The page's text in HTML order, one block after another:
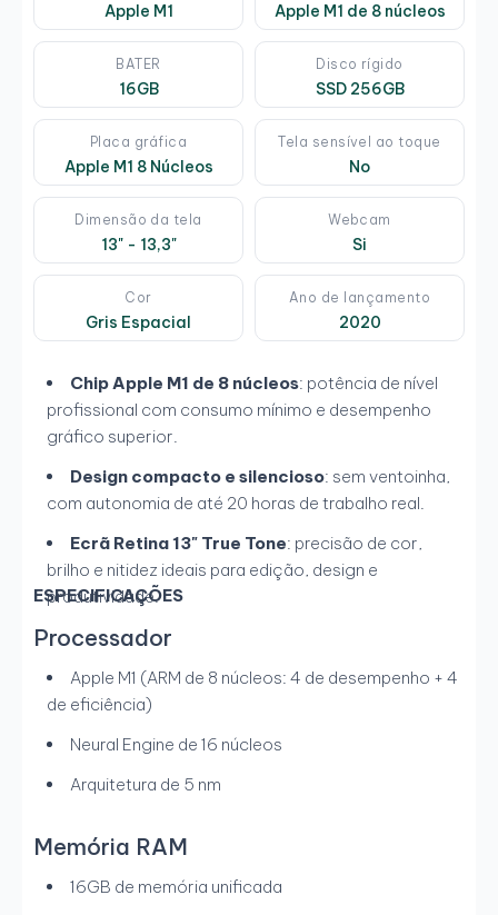
Apple M1 Apple M1 de 8 núcleos
BATER
16GB
Disco rígido
SSD 256GB
Placa gráfica
Apple M1 8 Núcleos
Tela sensível ao toque
No
Dimensão da tela
13" - 13,3"
Webcam
Si
Cor
Gris Espacial
Ano de lançamento
2020
Chip Apple M1 de 8 núcleos: potência de nível
profissional com consumo mínimo e desempenho
gráfico superior.
Design compacto e silencioso: sem ventoinha,
com autonomia de até 20 horas de trabalho real.
Ecrã Retina 13" True Tone: precisão de cor,
brilho e nitidez ideais para edição, design e
produtividade.
ESPECIFICAÇÕES
Processador
Apple M1 (ARM de 8 núcleos: 4 de desempenho + 4
de eficiência)
Neural Engine de 16 núcleos
Arquitetura de 5 nm
Memória RAM
16GB de memória unificada